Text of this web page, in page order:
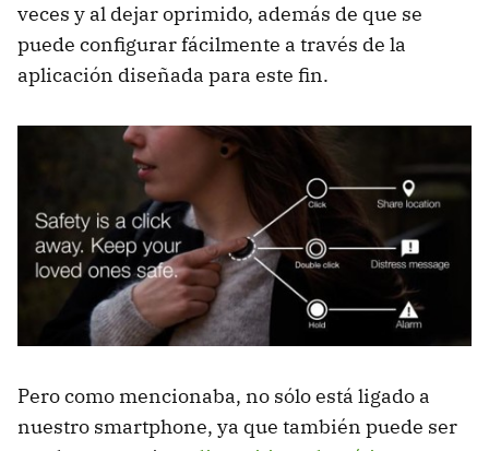
veces y al dejar oprimido, además de que se
puede configurar fácilmente a través de la
aplicación diseñada para este fin.
Pero como mencionaba, no sólo está ligado a
nuestro smartphone, ya que también puede ser